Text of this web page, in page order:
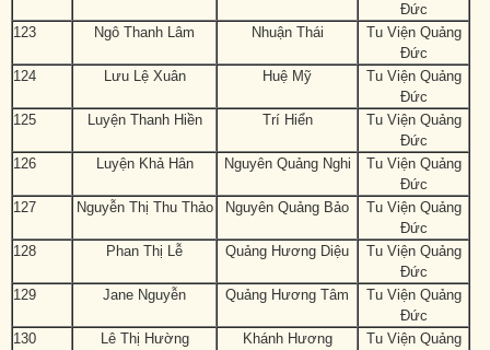
Đức
123
Ngô Thanh Lâm Nhuận Thái
Tu Viện Quảng
Đức
124
Lưu Lệ Xuân Huệ Mỹ
Tu Viện Quảng
Đức
125
Luyện Thanh Hiền Trí Hiển
Tu Viện Quảng
Đức
126
Luyện Khả Hân Nguyên Quảng Nghi
Tu Viện Quảng
Đức
127
Nguyễn Thị Thu Thảo Nguyên Quảng Bảo
Tu Viện Quảng
Đức
128
Phan Thị Lễ Quảng Hương Diệu
Tu Viện Quảng
Đức
129
Jane Nguyễn Quảng Hương Tâm
Tu Viện Quảng
Đức
130
Lê Thị Hường Khánh Hương
Tu Viện Quảng